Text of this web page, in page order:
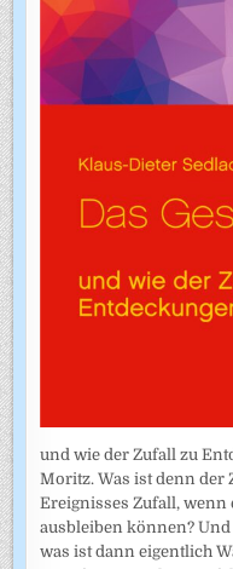
und wie der Zufall zu
Moritz. Was ist denn der
Ereignisses Zufall, wenn
ausbleiben können?
was ist dann eigentlich